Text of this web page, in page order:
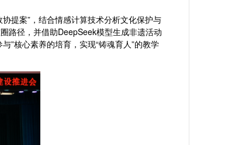
提案”，结合情感计算技术分析文化保护与
路径，并借助DeepSeek模型生成非遗活动
”核心素养的培育，实现“铸魂育人”的教学